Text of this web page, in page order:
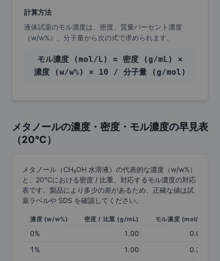
計算方法
液体試薬のモル濃度は、密度、質量パーセント濃度
（w/w%）、分子量から次の式で求められます。
モル濃度 (mol/L) = 密度 (g/mL) ×
濃度 (w/w%) × 10 / 分子量 (g/mol)
メタノールの濃度・密度・モル濃度の早見表
（20℃）
メタノール（CH₃OH 水溶液）の代表的な濃度（w/w%）
と、20℃における密度 / 比重、対応するモル濃度の対応
表です。製品により多少の差があるため、正確な値は試
薬ラベルや SDS を確認してください。
濃度 (w/w%) 密度 / 比重 (g/mL) モル濃度 (mol/L)
0% 1.00
0.00
1 % 1.00
0.31